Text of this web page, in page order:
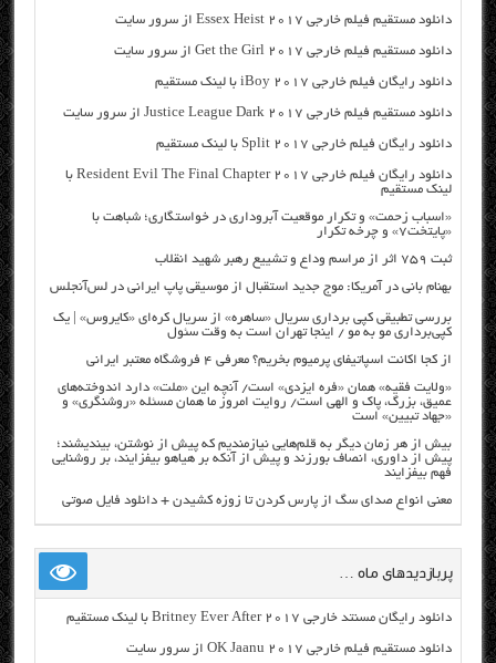
دانلود مستقیم فیلم خارجی Essex Heist 2017 از سرور سایت
دانلود مستقیم فیلم خارجی Get the Girl 2017 از سرور سایت
دانلود رایگان فیلم خارجی iBoy 2017 با لینک مستقیم
دانلود مستقیم فیلم خارجی Justice League Dark 2017 از سرور سایت
دانلود رایگان فیلم خارجی Split 2017 با لینک مستقیم
دانلود رایگان فیلم خارجی Resident Evil The Final Chapter 2017 با
لینک مستقیم
«اسباب زحمت» و تکرار موقعیت آبروداری در خواستگاری؛ شباهت با
«پایتخت۷» و چرخه تکرار
ثبت ۷۵۹ اثر از مراسم وداع و تشییع رهبر شهید انقلاب
بهنام بانی در آمریکا: موج جدید استقبال از موسیقی پاپ ایرانی در لس‌آنجلس
بررسی تطبیقی کپی برداری سریال «ساهره» از سریال کره‌ای «کایروس» | یک
کپی‌برداری مو به مو / اینجا تهران است به وقت سئول
از کجا اکانت اسپاتیفای پرمیوم بخریم؟ معرفی ۴ فروشگاه معتبر ایرانی
«ولایت فقیه» همان «فره ایزدی» است/ آنچه این «ملت» دارد اندوخته‌های
عمیق، بزرگ، پاک و الهی است/ روایت امروز ما همان مسئله «روشنگری» و
«جهاد تبیین» است
بیش از هر زمان دیگر به قلم‌هایی نیازمندیم که پیش از نوشتن، بیندیشند؛
پیش از داوری، انصاف بورزند و پیش از آنکه بر هیاهو بیفزایند، بر روشنایی
فهم بیفزایند
معنی انواع صدای سگ از پارس کردن تا زوزه کشیدن + دانلود فایل صوتی
پربازدیدهای ماه …
دانلود رایگان مسنتد خارجی Britney Ever After 2017 با لینک مستقیم
دانلود مستقیم فیلم خارجی OK Jaanu 2017 از سرور سایت